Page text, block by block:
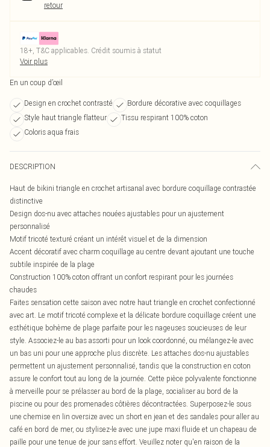
retour
18+, T&C applicables. Crédit soumis à statut
Voir plus
En un coup d’œil
Design en crochet contrasté
Bordure décorative avec coquillages
Style haut triangle flatteur
Tissu respirant 100% coton
Coloris aqua frais
DESCRIPTION
Haut de bikini triangle en crochet artisanal avec bordure coquillage contrastée
distinctive
Design dos-nu avec attaches nouées ajustables pour un ajustement
personnalisé
Motif tricoté texturé créant un intérêt visuel et de la dimension
Accent décoratif avec charm coquillage au centre devant ajoutant une touche
subtile inspirée de la plage
Construction 100% coton offrant un confort respirant pour les journées
chaudes
Faites sensation cette saison avec notre haut triangle en crochet confectionné
avec art. Le motif tricoté complexe et la délicate bordure coquillage créent une
esthétique bohème de plage parfaite pour les nageuses soucieuses de leur
style. Associez-le au bas assorti pour un look coordonné, ou mélangez-le avec
un bas uni pour une approche plus discrète. Les attaches dos-nu ajustables
permettent un ajustement personnalisé, tandis que la construction en coton
assure le confort tout au long de la journée. Cette pièce polyvalente fonctionne
à merveille pour se prélasser au bord de la plage, socialiser au bord de la
piscine ou pour des promenades côtières décontractées. Superposez-le sous
une chemise en lin oversize avec un short en jean et des sandales pour aller au
café en bord de mer, ou stylisez-le avec une jupe maxi fluide et un chapeau de
paille pour une tenue de jour sans effort. Veuillez noter qu'en raison de la